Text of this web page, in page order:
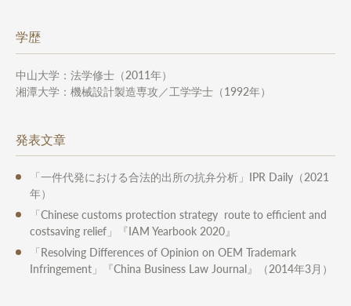
学歴
中山大学：法学修士（2011年）
湘潭大学：機械設計製造専攻／工学学士（1992年）
発表文章
「一件代発における合法的出所の抗弁分析」IPR Daily（2021
年）
「Chinese customs protection strategy route to efficient and
costsaving relief」『IAM Yearbook 2020』
「Resolving Differences of Opinion on OEM Trademark
Infringement」『China Business Law Journal』（2014年3月）